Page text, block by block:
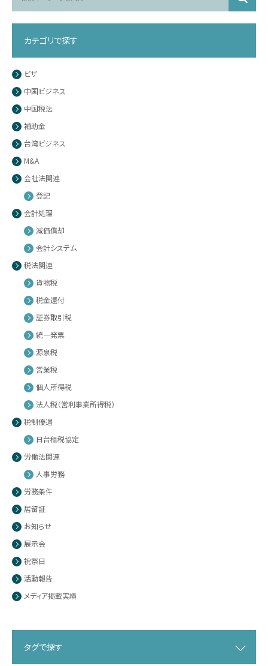
カテゴリで探す
ビザ
中国ビジネス
中国税法
補助金
台湾ビジネス
M&A
会社法関連
登記
会計処理
減価償却
会計システム
税法関連
貨物税
税金還付
証券取引税
統一発票
源泉税
営業税
個人所得税
法人税（営利事業所得税）
税制優遇
日台租税協定
労働法関連
人事労務
労務条件
居留証
お知らせ
展示会
祝祭日
活動報告
メディア掲載実績
タグで探す